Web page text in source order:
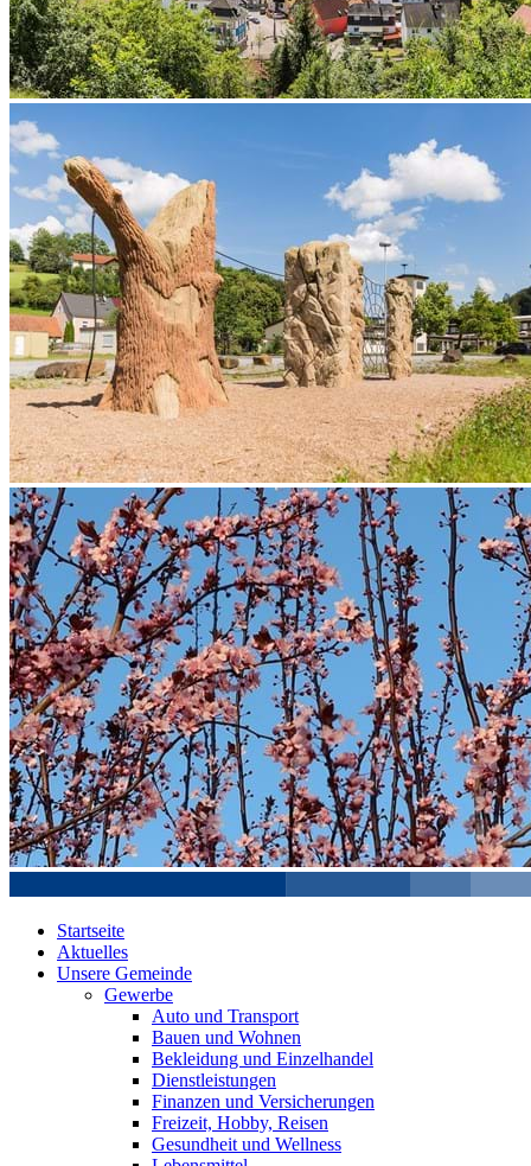
Startseite
Aktuelles
Unsere Gemeinde
Gewerbe
Auto und Transport
Bauen und Wohnen
Bekleidung und Einzelhandel
Dienstleistungen
Finanzen und Versicherungen
Freizeit, Hobby, Reisen
Gesundheit und Wellness